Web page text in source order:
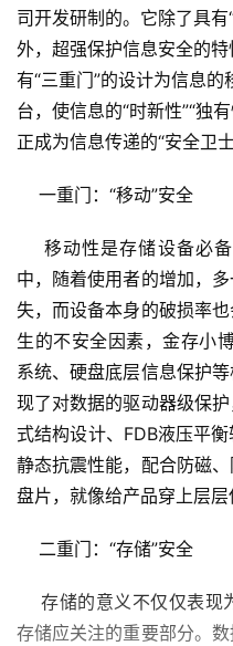
司开发研制的。它除了具有
外，超强保护信息安全的
有“三重门”的设计为信息
台，使信息的“时新性”“独
正成为信息传递的“安全卫士
一重门：“移动”安全
移动性是存储设备必备
中，随着使用者的增加，
失，而设备本身的破损率
生的不安全因素，金存小
系统、硬盘底层信息保护
现了对数据的驱动器级保
式结构设计、FDB液压平
静态抗震性能，配合防磁
盘片，就像给产品穿上层层
二重门：“存储”安全
存储的意义不仅仅表现
存储应关注的重要部分。